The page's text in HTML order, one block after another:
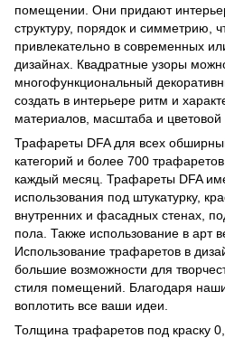
помещении. Они придают
структуру, порядок и симметрию,
привлекательно в современных
дизайнах. Квадратные узоры
многофункциональный
создать в интерьере ритм и
материалов, масштаба и цветовой
Трафареты DFA для всех
категорий и более 700
каждый месяц. Трафареты DFA
использования под штукатурку,
внутренних и фасадных стенах,
пола. Также использование в арт
Использование трафаретов в
большие возможности для
стиля помещений. Благодаря
воплотить все ваши идеи.
Толщина трафаретов под краску